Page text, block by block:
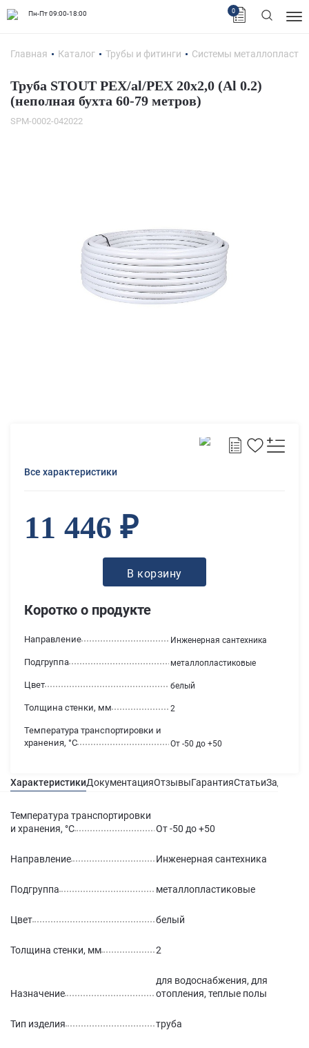
Пн-Пт 09:00-18:00 0
Главная Каталог Трубы и фитинги Системы
Труба STOUT PEX/al/PEX 20х2,0 (Al 0.2)
(неполная бухта 60-79 метров)
SPM-0002-042022
Коротко о продукте
Температура транспортировки и
хранения, °С
От -50 до +50
Направление Инженерная сантехника
Подгруппа металлопластиковые
Цвет белый
Толщина стенки, мм 2
Все характеристики
11 446 ₽
В корзину
ХарактеристикиДокументацияОтзывыГарантияСтатьиЗадать
Температура транспортировки
и хранения, °С
От -50 до +50
Направление Инженерная сантехника
Подгруппа металлопластиковые
Цвет белый
Толщина стенки, мм 2
Назначение
для водоснабжения, для
отопления, теплые полы
Тип изделия труба